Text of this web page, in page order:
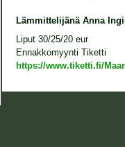
Lämmittelijänä Anna
Liput 30/25/20 eur
Ennakkomyynti Tiketti
https://www.tiketti.fi/